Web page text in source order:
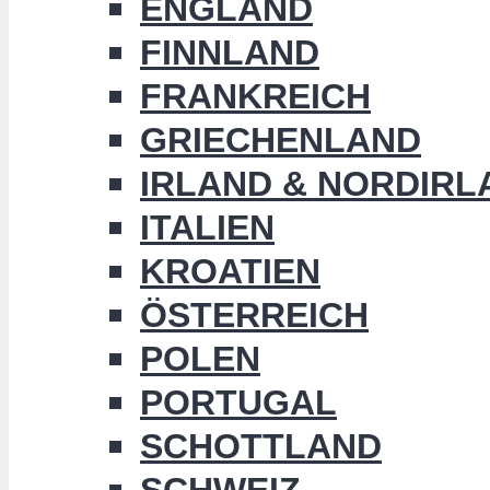
ENGLAND
FINNLAND
FRANKREICH
GRIECHENLAND
IRLAND &
ITALIEN
KROATIEN
ÖSTERREICH
POLEN
PORTUGAL
SCHOTTLAND